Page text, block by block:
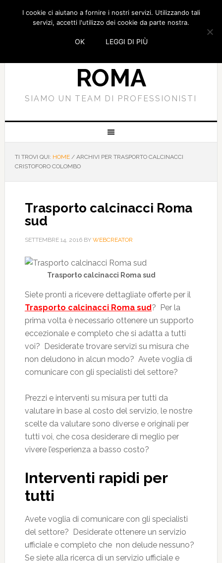
SMALTIMENTO
CALCINACCI
ROMA
SIAMO UN TEAM DI PROFESSIONISTI
TI TROVI QUI: HOME /ARCHIVI PER TRASPORTO CALCINACCI
CRISTOFORO COLOMBO
Trasporto calcinacci Roma
sud
SETTEMBRE 14, 2016BY WEBCREATOR
Trasporto calcinacci Roma sud
Siete pronti a ricevere dettagliate offerte per il
Trasporto calcinacci Roma sud? Per la
prima volta è necessario ottenere un supporto
eccezionale e completo che si adatta a tutti
voi? Desiderate trovare servizi su misura che
non deludono in alcun modo? Avete voglia di
comunicare con gli specialisti del settore?
Prezzi e interventi su misura per tutti da
valutare in base al costo del servizio, le nostre
scelte da valutare sono diverse e originali per
tutti voi, che cosa desiderare di meglio per
vivere l’esperienza a basso costo?
Interventi rapidi per
tutti
Avete voglia di comunicare con gli specialisti
del settore? Desiderate ottenere un servizio
ufficiale e completo che non delude nessuno?
Se siete alla ricerca di un servizio ufficiale e
I cookie ci aiutano a fornire i nostri servizi. Utilizzando tali
servizi, accetti l'utilizzo dei cookie da parte nostra.
OK LEGGI DI PIÙ